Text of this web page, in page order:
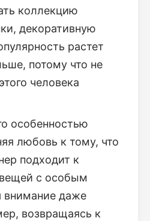
коллекцию
декоративную
растет
потому что не
человека
особенностью
любовь к тому, что
подходит к
с особым
внимание даже
возвращаясь к